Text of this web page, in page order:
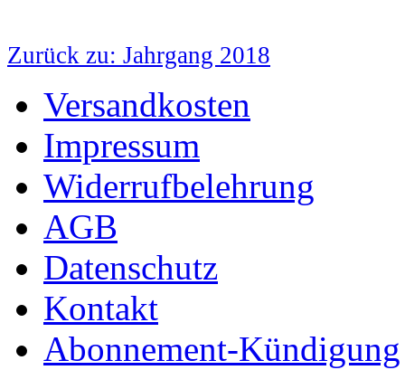
Zurück zu: Jahrgang 2018
Versandkosten
Impressum
Widerrufbelehrung
AGB
Datenschutz
Kontakt
Abonnement-Kündigung